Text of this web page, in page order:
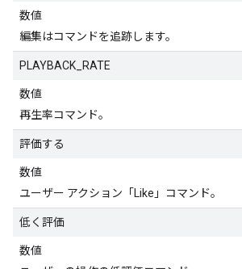
数値
編集はコマンドを追跡します。
PLAYBACK_RATE
数値
再生率コマンド。
評価する
数値
ユーザー アクション「Like」コマンド。
低く評価
数値